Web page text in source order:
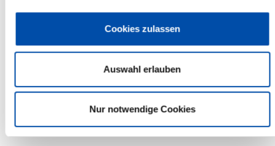
Cookies zulassen
Auswahl erlauben
Nur notwendige Cookies